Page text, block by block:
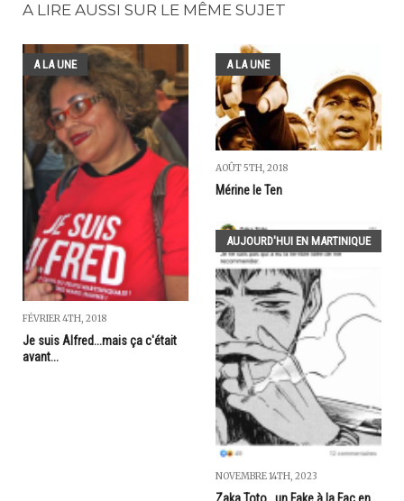
A LIRE AUSSI SUR LE MÊME SUJET
A LA UNE
FÉVRIER 4TH, 2018
Je suis Alfred...mais ça c'était
avant...
A LA UNE
AOÛT 5TH, 2018
Mérine le Ten
AUJOURD'HUI EN MARTINIQUE
NOVEMBRE 14TH, 2023